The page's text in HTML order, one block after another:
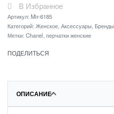
В Избранное
Артикул: Mir-6185
Категорий: Женское, Аксессуары, Бренды
Метки: Chanel, перчатки женские
ПОДЕЛИТЬСЯ
ОПИСАНИЕ